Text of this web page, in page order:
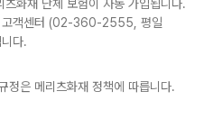
화재 단체 보험이 자동 가입됩니다.
고객센터 (02-360-2555, 평일
다.
정은 메리츠화재 정책에 따릅니다.